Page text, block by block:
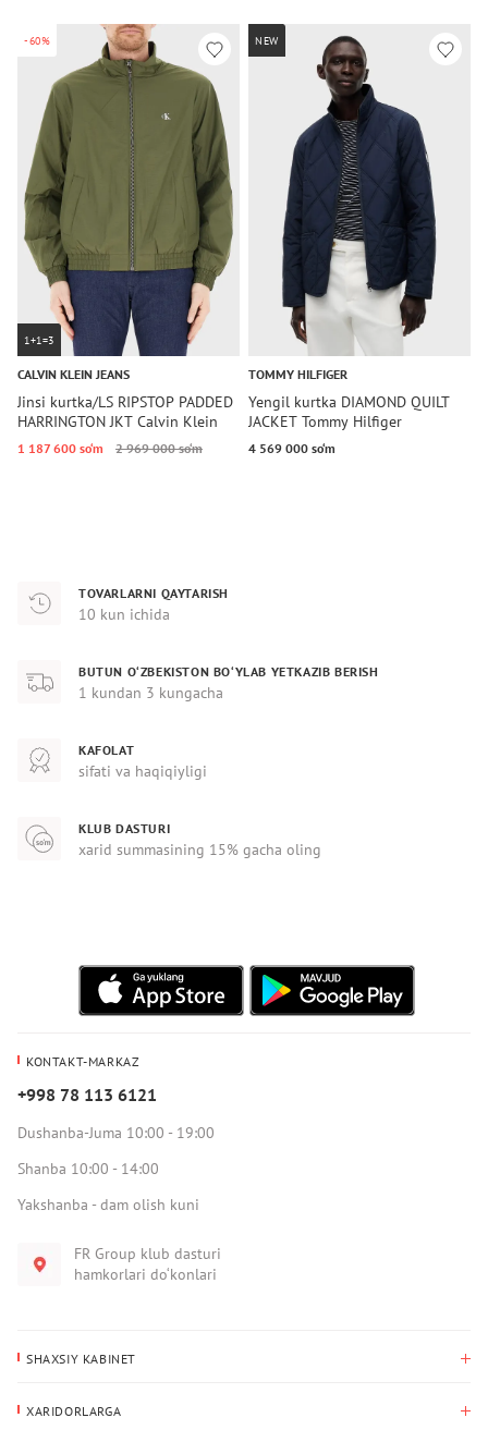
-60%
1+1=3
CALVIN KLEIN JEANS
Jinsi kurtka/LS RIPSTOP PADDED
HARRINGTON JKT Calvin Klein
Jeans
1 187 600 so‘m 2 969 000 so‘m
NEW
TOMMY HILFIGER
Yengil kurtka DIAMOND QUILT
JACKET Tommy Hilfiger
4 569 000 so‘m
TOVARLARNI QAYTARISH
10 kun ichida
BUTUN O‘ZBEKISTON BO‘YLAB YETKAZIB BERISH
1 kundan 3 kungacha
KAFOLAT
sifati va haqiqiyligi
KLUB DASTURI
xarid summasining 15% gacha oling
KONTAKT-MARKAZ
+998 78 113 6121
Dushanba-Juma 10:00 - 19:00
Shanba 10:00 - 14:00
Yakshanba - dam olish kuni
FR Group klub dasturi
hamkorlari do‘konlari
SHAXSIY KABINET
XARIDORLARGA